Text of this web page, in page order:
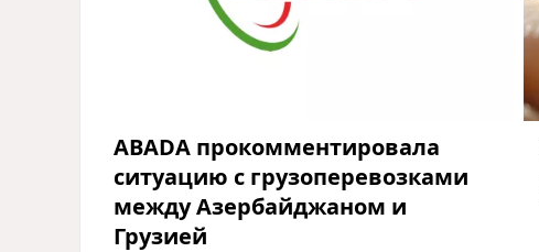
ABADA прокомментировала
ситуацию с грузоперевозками
между Азербайджаном и
Грузией